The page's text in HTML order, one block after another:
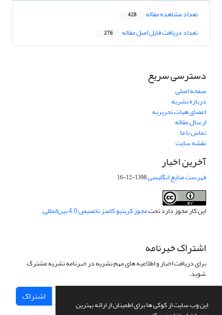
این وب سایت از کوکی ها برای اطمینان از ارائه بهترین
تعداد مشاهده مقاله 428
تعداد دریافت فایل اصل مقاله 276
دسترسی سریع
صفحه اصلی
درباره نشریه
اعضای هیات تحریریه
ارسال مقاله
تماس با ما
نقشه سایت
آخرین اخبار
فهرست منابع انگلیسی1398-12-16
این کار مجوز دارد تحتمجوز کریتیو کامنز تخصیص 4.0 بین‌المللی .
اشتراک خبرنامه
برای دریافت اخبار و اطلاعیه های مهم نشریه در خبرنامه نشریه مشترک
شوید.
اشتراک